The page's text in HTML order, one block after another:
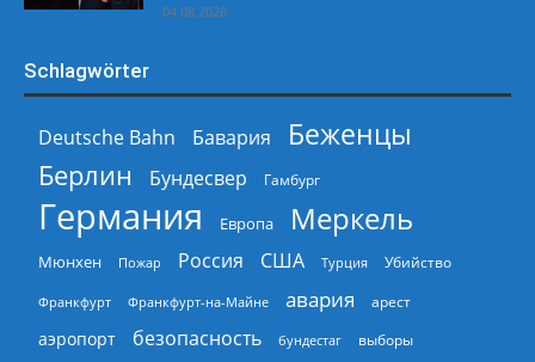
04.08.2026
Schlagwörter
Deutsche Bahn Бавария
Беженцы
Берлин
Бундесвер Гамбург
Германия Европа Меркель
Мюнхен Пожар Россия США Турция Убийство
Франкфурт Франкфурт-на-Майне авария арест
аэропорт безопасность бундестаг выборы